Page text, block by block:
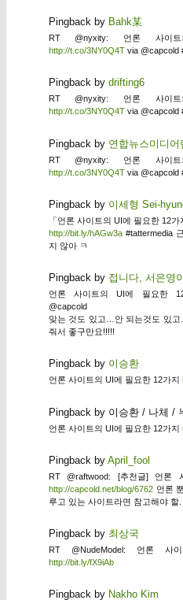
Pingback by Bahk某
RT @nyxity: 언론 사이
http://t.co/3NY0Q4Tvia @capcold
Pingback by drifting6
RT @nyxity: 언론 사이
http://t.co/3NY0Q4Tvia @capcold
Pingback by 연합뉴스미디어
RT @nyxity: 언론 사이
http://t.co/3NY0Q4Tvia @capcold
Pingback by 이세형 Sei-
「언론 사이트의 UI에 필요한 12가
http://bit.ly/hAGw3a#tattermedia
지 않아 ㅋ
Pingback by 접니다, 서은영
언론 사이트의 UI에 필요한
@capcold
맞는 것도 있고…안 되는것도 있
줘서 좋구만요!!!!!
Pingback by 이승환
언론 사이트의 UI에 필요한 12가지
Pingback by 이승환 / 나체 /
언론 사이트의 UI에 필요한 12가지
Pingback by April_fool
RT @raftwood: [추천글] 언론
http://capcold.net/blog/6762언론
루고 있는 사이트라면 참고해야 할.
Pingback by 최상국
RT @NudeModel: 언론 사
http://bit.ly/fX9iAb
Pingback by Nakho Kim